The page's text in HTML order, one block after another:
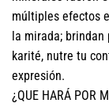
múltiples efectos
la mirada;
karité, nutre tu
expresión.
¿QUE HARÁ POR